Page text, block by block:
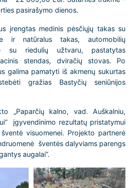
pasirašymo dienos.
įrengtas medinis pėsčiųjų takas su
ir natūralus takas, automobilių
su riedulių užtvaru, pastatytas
stendas, dviračių stovas. Po
galima pamatyti iš akmenų sukurtas
gražias Bastyčių seniūnijos
„Paparčių kalno, vad. Auškalniu,
įgyvendinimo rezultatų pristatymui
visuomenei. Projekto partnerė
šventės dalyviams parengs
augalai“.